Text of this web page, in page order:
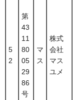
5
2
第
43
11
80
05
29
86
号
マ
ス
株式
会社
マス
ユメ